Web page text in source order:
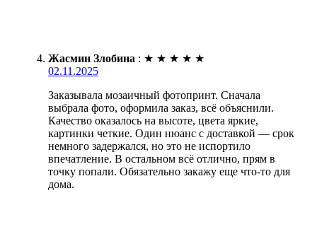
Жасмин Злобина : ★ ★ ★ ★ ★
02.11.2025
Заказывала мозаичный фотопринт. Сначала
выбрала фото, оформила заказ, всё объяснили.
Качество оказалось на высоте, цвета яркие,
картинки четкие. Один нюанс с доставкой — срок
немного задержался, но это не испортило
впечатление. В остальном всё отлично, прям в
точку попали. Обязательно закажу еще что-то для
дома.